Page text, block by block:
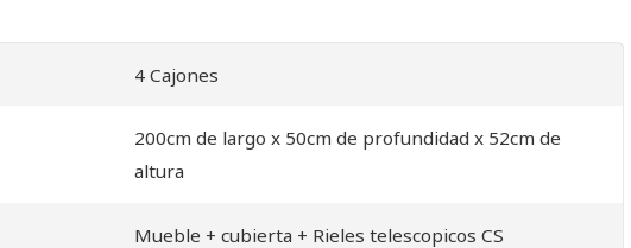
4 Cajones
200cm de largo x 50cm de profundidad x 52cm de
altura
Mueble + cubierta + Rieles telescopicos CS